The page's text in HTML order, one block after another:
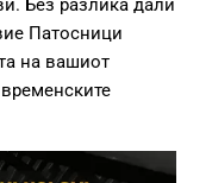
Без разлика дали
Патосници
на вашиот